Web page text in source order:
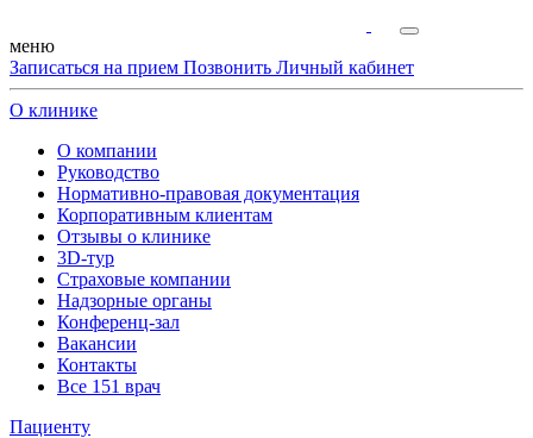
меню
Записаться на прием Позвонить Личный кабинет
О клинике
О компании
Руководство
Нормативно-правовая документация
Корпоративным клиентам
Отзывы о клинике
3D-тур
Страховые компании
Надзорные органы
Конференц-зал
Вакансии
Контакты
Все 151 врач
Пациенту